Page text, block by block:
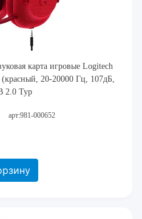
карта игровые Logitech
(красный, 20-20000 Гц, 107дБ,
2.0 Typ
арт:981-000652